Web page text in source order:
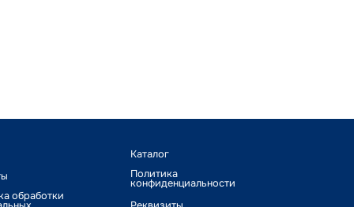
обработки
Каталог
Политика
конфиденциальности